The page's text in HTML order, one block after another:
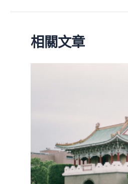
相關文章